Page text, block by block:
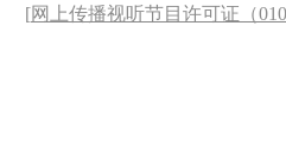
[网上传播视听节目许可证（